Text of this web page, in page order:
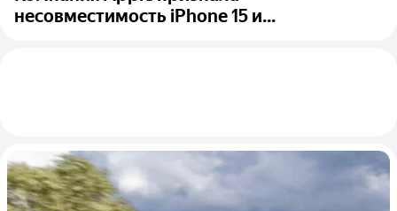
несовместимость iPhone 15 и...